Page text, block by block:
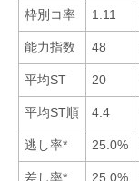
枠別コ率 1.11
能力指数 48
平均ST 20
平均ST順 4.4
逃し率* 25.0%
差し率* 25.0%